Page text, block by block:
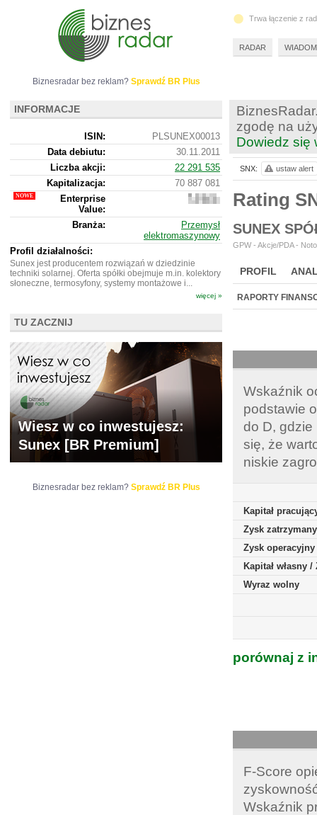
zgodę na
Dowiedz się
Rating
SUNEX
GPW - Akcje/PDA -
PROFIL
WYCENA BR
RAPORTY
Wskaźnik
podstawie
do D, gdzie
się, że
niskie
Kapitał
Zysk
Zysk operacyjny
Kapitał własny
Wyraz wolny
porównaj z
F-Score
Wskaźnik
SNX: ustaw alert
Biznesradar bez reklam? Sprawdź BR Plus
INFORMACJE
ISIN:
PLSUNEX00013
Data debiutu:
30.11.2011
Liczba akcji:
22 291 535
Kapitalizacja:
70 887 081
Enterprise
Value:
197
081
Branża:
Przemysł
elektromaszynowy
Profil działalności:
Sunex jest producentem rozwiązań w dziedzinie
techniki solarnej. Oferta spółki obejmuje m.in. kolektory
słoneczne, termosyfony, systemy montażowe i...
więcej »
TU ZACZNIJ
Wiesz w co inwestujesz:
Sunex [BR Premium]
Biznesradar bez reklam? Sprawdź BR Plus
Trwa łączenie z
RADAR